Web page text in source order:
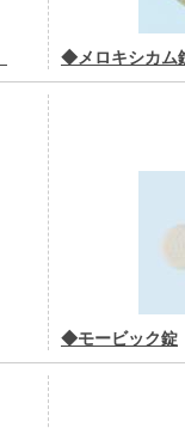
◆メロキシカム
◆モービック錠